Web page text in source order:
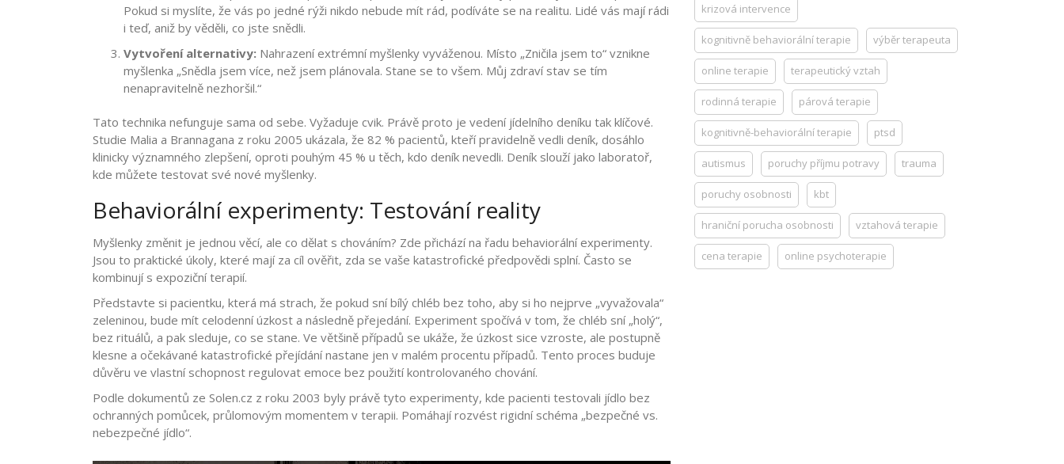
Pokud si myslíte, že vás po jedné rýži nikdo nebude mít rád, podíváte se na realitu. Lidé vás mají rádi
i teď, aniž by věděli, co jste snědli.
Vytvoření alternativy: Nahrazení extrémní myšlenky vyváženou. Místo „Zničila jsem to“ vznikne
myšlenka „Snědla jsem více, než jsem plánovala. Stane se to všem. Můj zdraví stav se tím
nenapravitelně nezhoršil.“
Tato technika nefunguje sama od sebe. Vyžaduje cvik. Právě proto je vedení jídelního deníku tak klíčové.
Studie Malia a Brannagana z roku 2005 ukázala, že 82 % pacientů, kteří pravidelně vedli deník, dosáhlo
klinicky významného zlepšení, oproti pouhým 45 % u těch, kdo deník nevedli. Deník slouží jako laboratoř,
kde můžete testovat své nové myšlenky.
Behaviorální experimenty: Testování reality
Myšlenky změnit je jednou věcí, ale co dělat s chováním? Zde přichází na řadu behaviorální experimenty.
Jsou to praktické úkoly, které mají za cíl ověřit, zda se vaše katastrofické předpovědi splní. Často se
kombinují s expoziční terapií.
Představte si pacientku, která má strach, že pokud sní bílý chléb bez toho, aby si ho nejprve „vyvažovala“
zeleninou, bude mít celodenní úzkost a následně přejedání. Experiment spočívá v tom, že chléb sní „holý“,
bez rituálů, a pak sleduje, co se stane. Ve většině případů se ukáže, že úzkost sice vzroste, ale postupně
klesne a očekávané katastrofické přejídání nastane jen v malém procentu případů. Tento proces buduje
důvěru ve vlastní schopnost regulovat emoce bez použití kontrolovaného chování.
Podle dokumentů ze Solen.cz z roku 2003 byly právě tyto experimenty, kde pacienti testovali jídlo bez
ochranných pomůcek, průlomovým momentem v terapii. Pomáhají rozvést rigidní schéma „bezpečné vs.
nebezpečné jídlo“.
krizová intervence
kognitivně behaviorální terapie výběr terapeuta
online terapie terapeutický vztah
rodinná terapie párová terapie
kognitivně-behaviorální terapie ptsd
autismus poruchy příjmu potravy trauma
poruchy osobnosti kbt
hraniční porucha osobnosti vztahová terapie
cena terapie online psychoterapie